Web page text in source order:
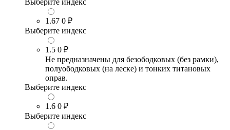
Выберите индекс
1.67 0 ₽
Выберите индекс
1.5 0 ₽
Не предназначены для безободковых (без рамки),
полуободковых (на леске) и тонких титановых
оправ.
Выберите индекс
1.6 0 ₽
Выберите индекс